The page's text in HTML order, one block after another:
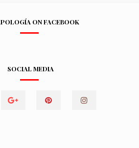
ON FACEBOOK
SOCIAL MEDIA